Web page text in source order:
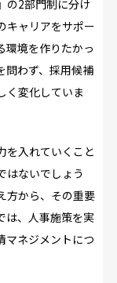
の2部門制に分け
キャリアをサポー
環境を作りたかっ
問わず、採用候補
く変化していま
を入れていくこと
はないでしょう
方から、その重要
は、人事施策を実
マネジメントにつ